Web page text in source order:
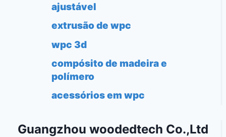
ajustável
extrusão de wpc
wpc 3d
compósito de madeira e
polímero
acessórios em wpc
Guangzhou woodedtech Co.,Ltd